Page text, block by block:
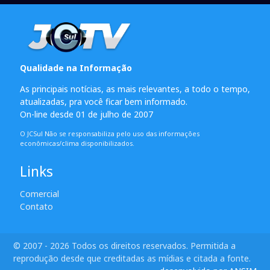
Qualidade na Informação
As principais notícias, as mais relevantes, a todo o tempo,
atualizadas, pra você ficar bem informado.
On-line desde 01 de julho de 2007
O JCSul Não se responsabiliza pelo uso das informações
econômicas/clima disponibilizados.
Links
Comercial
Contato
© 2007 - 2026 Todos os direitos reservados. Permitida a
reprodução desde que creditadas as mídias e citada a fonte.